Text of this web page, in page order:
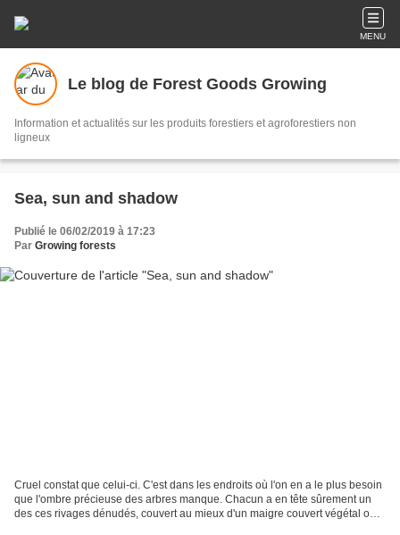
MENU
Le blog de Forest Goods Growing
Information et actualités sur les produits forestiers et agroforestiers non
ligneux
Sea, sun and shadow
Publié le 06/02/2019 à 17:23
Par Growing forests
Cruel constat que celui-ci. C'est dans les endroits où l'on en a le plus besoin
que l'ombre précieuse des arbres manque. Chacun a en tête sûrement un
des ces rivages dénudés, couvert au mieux d'un maigre couvert végétal où